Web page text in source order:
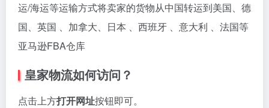
运/海运等运输方式将卖家的货物从中国转运到美国、德
国、英国 、加拿大、日本 、西班牙 、意大利 、法国等
亚马逊FBA仓库
皇家物流如何访问？
点击上方打开网址按钮即可。